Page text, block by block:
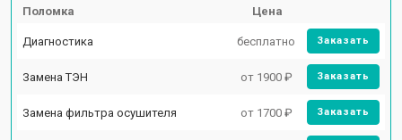
Поломка Цена
Диагностика бесплатно Заказать
Замена ТЭН от 1900 ₽ Заказать
Замена фильтра осушителя от 1700 ₽ Заказать